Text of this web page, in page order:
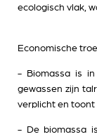
ecologisch vlak,
Economische
- Biomassa is in
gewassen zijn
verplicht en toont
- De biomassa